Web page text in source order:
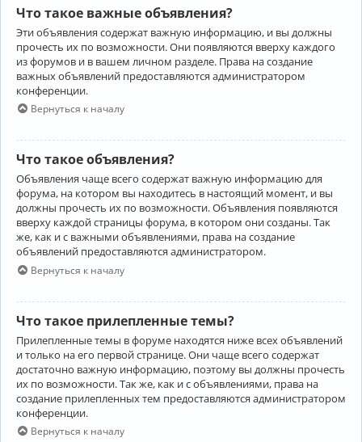
Что такое важные объявления?
Эти объявления содержат важную информацию, и вы должны
прочесть их по возможности. Они появляются вверху каждого
из форумов и в вашем личном разделе. Права на создание
важных объявлений предоставляются администратором
конференции.
Вернуться к началу
Что такое объявления?
Объявления чаще всего содержат важную информацию для
форума, на котором вы находитесь в настоящий момент, и вы
должны прочесть их по возможности. Объявления появляются
вверху каждой страницы форума, в котором они созданы. Так
же, как и с важными объявлениями, права на создание
объявлений предоставляются администратором.
Вернуться к началу
Что такое прилепленные темы?
Прилепленные темы в форуме находятся ниже всех объявлений
и только на его первой странице. Они чаще всего содержат
достаточно важную информацию, поэтому вы должны прочесть
их по возможности. Так же, как и с объявлениями, права на
создание прилепленных тем предоставляются администратором
конференции.
Вернуться к началу